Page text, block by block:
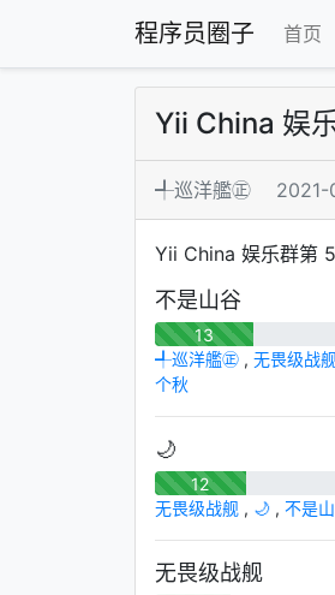
程序员圈子 首页
Yii China 娱
╃巡洋艦㊣ 2021-
Yii China 娱乐群第
不是山谷
13
╃巡洋艦㊣ , 无畏级战
个秋
🌙
12
无畏级战舰 , 🌙 , 不是
无畏级战舰